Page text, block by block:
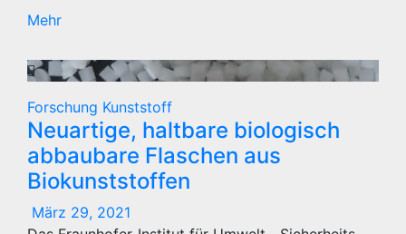
Mehr
Forschung Kunststoff
Neuartige, haltbare biologisch
abbaubare Flaschen aus
Biokunststoffen
März 29, 2021